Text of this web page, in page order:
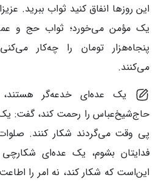
این روزها انفاق کنید ثواب ببرید.
یک مؤمن می‌خورد؛ ثواب حج و
پنجاه‌هزار تومان را چه‌کار
می‌کنند.
یک عده‌ای خدعه‌گر
حاج‌شیخ‌عباس را رحمت کند، گفت:
پی وقت می‌گردند شکار کنند. صلوات
فدایتان بشوم، یک عده‌ای
این‌است که شکار کند، نه امر را